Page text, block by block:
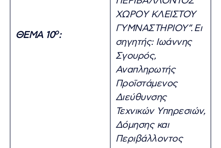
ΘΕΜΑ 10ο:
ΧΩΡΟΥ ΚΛΕΙΣΤΟΥ
ΓΥΜΝΑΣΤΗΡΙΟΥ”.Ει
σηγητής: Ιωάννης
Σγουρός,
Αναπληρωτής
Προϊστάμενος
Διεύθυνσης
Τεχνικών Υπηρεσιών,
Δόμησης και
Περιβάλλοντος